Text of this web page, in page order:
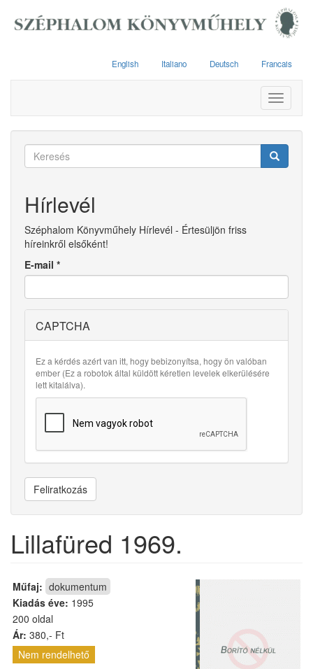
English Italiano Deutsch Francais
Toggle
Keresés
Hírlevél
Széphalom Könyvműhely Hírlevél - Értesüljön friss
híreinkről elsőként!
E-mail *
CAPTCHA
Ez a kérdés azért van itt, hogy bebizonyítsa, hogy ön valóban
ember (Ez a robotok által küldött kéretlen levelek elkerülésére
lett kitalálva).
Feliratkozás
Lillafüred 1969.
Műfaj: dokumentum
Kiadás éve: 1995
200 oldal
Ár: 380,- Ft
Nem rendelhető